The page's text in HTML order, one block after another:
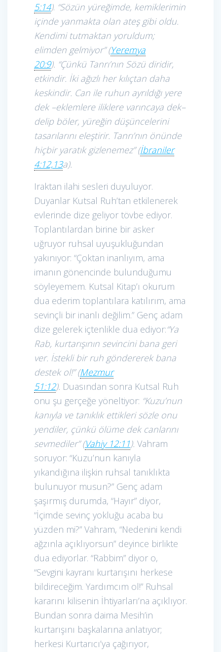
5:14). “Sözün yüreğimde, kemiklerimin
içinde yanmakta olan ateş gibi oldu.
Kendimi tutmaktan yoruldum;
elimden gelmiyor” (Yeremya
20:9). “Çünkü Tanrı’nın Sözü diridir,
etkindir. İki ağızlı her kılıçtan daha
keskindir. Can ile ruhun ayrıldığı yere
dek –eklemlere iliklere varıncaya dek–
delip böler, yüreğin düşüncelerini
tasarılarını eleştirir. Tanrı’nın önünde
hiçbir yaratık gizlenemez” (İbraniler
4:12,13a).
Iraktan ilahi sesleri duyuluyor.
Duyanlar Kutsal Ruh’tan etkilenerek
evlerinde dize geliyor tövbe ediyor.
Toplantılardan birine bir asker
uğruyor ruhsal uyuşukluğundan
yakınıyor: “Çoktan inanlıyım, ama
imanın gönencinde bulunduğumu
söyleyemem. Kutsal Kitap’ı okurum
dua ederim toplantılara katılırım, ama
sevinçli bir inanlı değilim.” Genç adam
dize gelerek içtenlikle dua ediyor:“Ya
Rab, kurtarışının sevincini bana geri
ver. İstekli bir ruh göndererek bana
destek ol!” (Mezmur
51:12). Duasından sonra Kutsal Ruh
onu şu gerçeğe yöneltiyor: “Kuzu’nun
kanıyla ve tanıklık ettikleri sözle onu
yendiler, çünkü ölüme dek canlarını
sevmediler” (Vahiy 12:11). Vahram
soruyor: “Kuzu’nun kanıyla
yıkandığına ilişkin ruhsal tanıklıkta
bulunuyor musun?” Genç adam
şaşırmış durumda, “Hayır” diyor,
“İçimde sevinç yokluğu acaba bu
yüzden mi?” Vahram, “Nedenini kendi
ağzınla açıklıyorsun” deyince birlikte
dua ediyorlar. “Rabbim” diyor o,
“Sevgini kayranı kurtarışını herkese
bildireceğim. Yardımcım ol!” Ruhsal
kararını kilisenin İhtiyarları’na açıklıyor.
Bundan sonra daima Mesih’in
kurtarışını başkalarına anlatıyor;
herkesi Kurtarıcı’ya çağırıyor,